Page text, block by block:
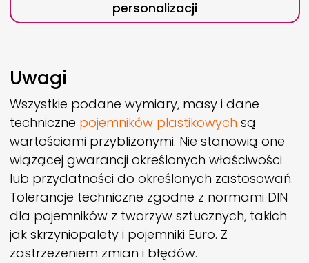
personalizacji
Uwagi
Wszystkie podane wymiary, masy i dane
techniczne pojemników plastikowych są
wartościami przybliżonymi. Nie stanowią one
wiążącej gwarancji określonych właściwości
lub przydatności do określonych zastosowań.
Tolerancje techniczne zgodne z normami DIN
dla pojemników z tworzyw sztucznych, takich
jak skrzyniopalety i pojemniki Euro. Z
zastrzeżeniem zmian i błędów.